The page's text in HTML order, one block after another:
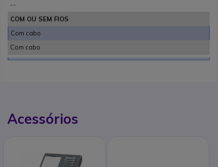
--
COM OU SEM FIOS
Com cabo
Com cabo
Acessórios